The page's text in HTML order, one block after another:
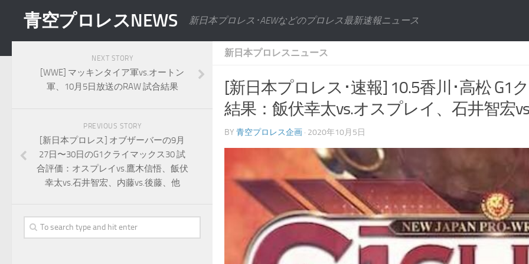
青空プロレスNEWS 新日本プロレス･AEWなどのプロレス最新速報ニュース
新日本プロレスニュース
[新日本プロレス･速報] 10.5香川･高松 G1
結果：飯伏幸太vs.オスプレイ、石井智宏
BY 青空プロレス企画 · 2020年10月5日
NEXT STORY
[WWE] マッキンタイア軍vs.オートン
軍、10月5日放送のRAW 試合結果
PREVIOUS STORY
[新日本プロレス] オブザーバーの9月
27日〜30日のG1クライマックス30 試
合評価：オスプレイvs.鷹木信悟、飯伏
幸太vs.石井智宏、内藤vs.後藤、他